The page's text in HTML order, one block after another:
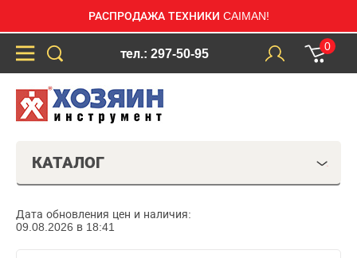
РАСПРОДАЖА ТЕХНИКИ CAIMAN!
тел.: 297-50-95
0
КАТАЛОГ
Дата обновления цен и наличия:
09.08.2026 в 18:41